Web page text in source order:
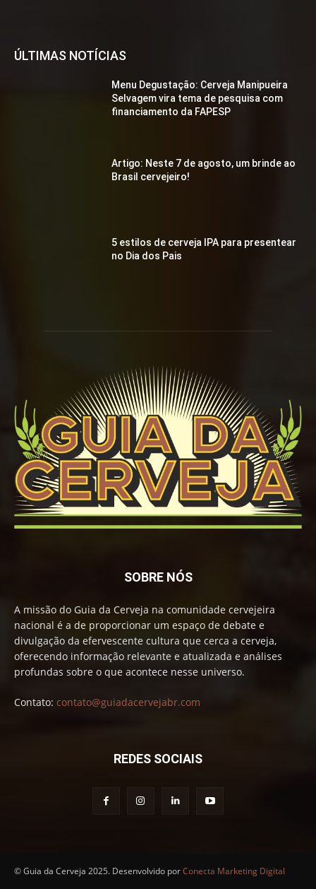
ÚLTIMAS NOTÍCIAS
Menu Degustação: Cerveja Manipueira
Selvagem vira tema de pesquisa com
financiamento da FAPESP
Artigo: Neste 7 de agosto, um brinde ao
Brasil cervejeiro!
5 estilos de cerveja IPA para presentear
no Dia dos Pais
SOBRE NÓS
A missão do Guia da Cerveja na comunidade cervejeira
nacional é a de proporcionar um espaço de debate e
divulgação da efervescente cultura que cerca a cerveja,
oferecendo informação relevante e atualizada e análises
profundas sobre o que acontece nesse universo.
Contato: contato@guiadacervejabr.com
REDES SOCIAIS
© Guia da Cerveja 2025. Desenvolvido porConecta Marketing Digital